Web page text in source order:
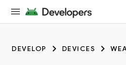
DEVELOP DEVICES